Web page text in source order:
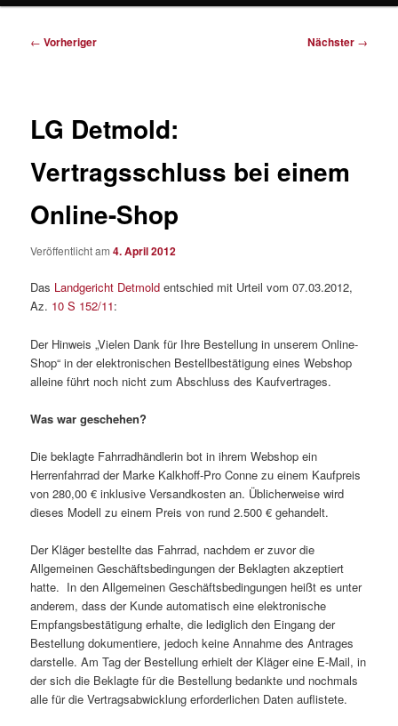
Beitragsnavigation
← Vorheriger Nächster →
LG Detmold:
Vertragsschluss bei einem
Online-Shop
Veröffentlicht am4. April 2012
Das Landgericht Detmold entschied mit Urteil vom 07.03.2012,
Az. 10 S 152/11:
Der Hinweis „Vielen Dank für Ihre Bestellung in unserem Online-
Shop“ in der elektronischen Bestellbestätigung eines Webshop
alleine führt noch nicht zum Abschluss des Kaufvertrages.
Was war geschehen?
Die beklagte Fahrradhändlerin bot in ihrem Webshop ein
Herrenfahrrad der Marke Kalkhoff-Pro Conne zu einem Kaufpreis
von 280,00 € inklusive Versandkosten an. Üblicherweise wird
dieses Modell zu einem Preis von rund 2.500 € gehandelt.
Der Kläger bestellte das Fahrrad, nachdem er zuvor die
Allgemeinen Geschäftsbedingungen der Beklagten akzeptiert
hatte. In den Allgemeinen Geschäftsbedingungen heißt es unter
anderem, dass der Kunde automatisch eine elektronische
Empfangsbestätigung erhalte, die lediglich den Eingang der
Bestellung dokumentiere, jedoch keine Annahme des Antrages
darstelle. Am Tag der Bestellung erhielt der Kläger eine E-Mail, in
der sich die Beklagte für die Bestellung bedankte und nochmals
alle für die Vertragsabwicklung erforderlichen Daten auflistete.